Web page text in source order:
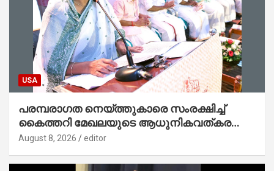
USA
പരമ്പരാഗത നെയ്ത്തുകാരെ സംരക്ഷിച്ച്
കൈത്തറി മേഖലയുടെ ആധുനികവത്കരണം
സാധ്യമാക്കും : ഡെപ്യൂട്ടി സ്പീക്കർ
August 8, 2026 editor